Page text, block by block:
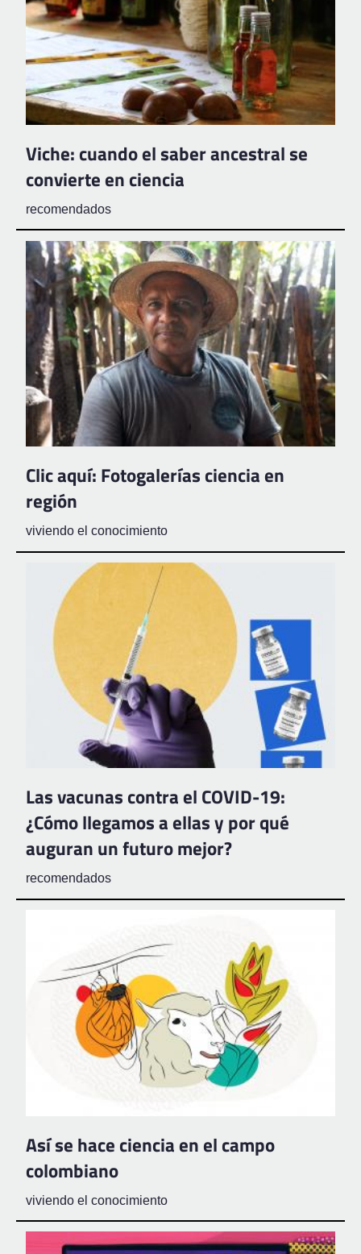
Viche: cuando el saber ancestral se
convierte en ciencia
recomendados
Clic aquí: Fotogalerías ciencia en
región
viviendo el conocimiento
Las vacunas contra el COVID-19:
¿Cómo llegamos a ellas y por qué
auguran un futuro mejor?
recomendados
Así se hace ciencia en el campo
colombiano
viviendo el conocimiento